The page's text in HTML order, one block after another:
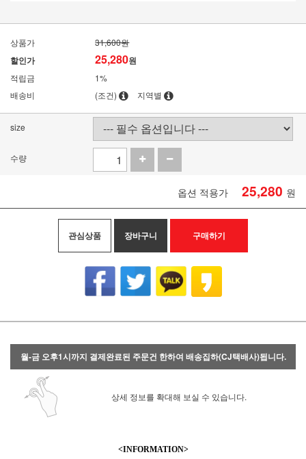
상품가 31,600원
할인가 25,280원
적립금
1%
배송비
(조건) 지역별
size
수량
옵션 적용가 25,280 원
관심상품 장바구니 구매하기
월-금 오후1시까지 결제완료된 주문건 한하여 배송집하(CJ택배사)됩니다.
상세 정보를 확대해 보실 수 있습니다.
<INFORMATION>